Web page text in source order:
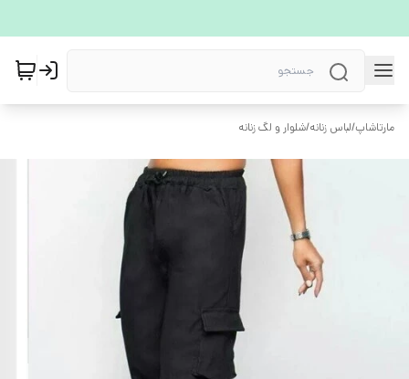
مارتاشاپ/لباس زنانه/شلوار و لگ زنانه